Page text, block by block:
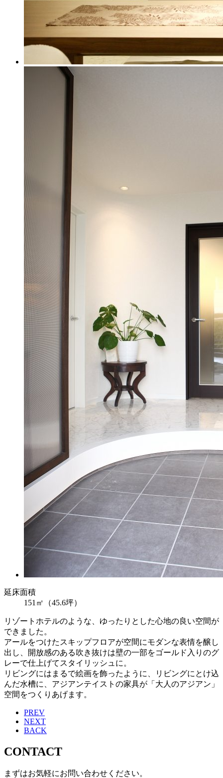
延床面積
151㎡（45.6坪）
リゾートホテルのような、ゆったりとした心地の良い空間が
できました。
アールをつけたスキップフロアが空間にモダンな表情を醸し
出し、開放感のある吹き抜けは壁の一部をゴールド入りのグ
レーで仕上げてスタイリッシュに。
リビングにはまるで絵画を飾ったように、リビングにとけ込
んだ水槽に、アジアンテイストの家具が「大人のアジアン」
空間をつくりあげます。
PREV
NEXT
BACK
CONTACT
まずはお気軽にお問い合わせください。